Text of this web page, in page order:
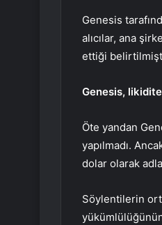
Genesis
alıcılar, ana
ettiği
Genesis,
Öte yandan
yapılmadı.
dolar olarak
Söylentilerin